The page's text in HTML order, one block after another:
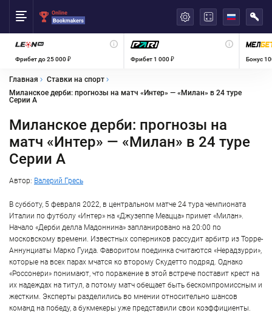
Фрибет до 25 000 ₽ Фрибет 1 000 ₽ Бонус
Главная
Ставки на спорт
Миланское дерби: прогнозы на матч «Интер» — «Милан» в 24 туре
Серии А
Миланское дерби: прогнозы на
матч «Интер» — «Милан» в 24 туре
Серии А
Автор: Валерий Гресь
В субботу, 5 февраля 2022, в центральном матче 24 тура чемпионата
Италии по футболу «Интер» на «Джузеппе Меацца» примет «Милан».
Начало «Дерби делла Мадоннина» запланировано на 20:00 по
московскому времени. Известных соперников рассудит арбитр из Торре-
Аннунциаты Марко Гуида. Фаворитом поединка считаются «Нерадзурри»,
которые на всех парах мчатся ко второму Скудетто подряд. Однако
«Россонери» понимают, что поражение в этой встрече поставит крест на
их надеждах на титул, а потому матч обещает быть бескомпромиссным и
жестким. Эксперты разделились во мнении относительно шансов
команд на победу, а букмекеры уже представили свои коэффициенты.